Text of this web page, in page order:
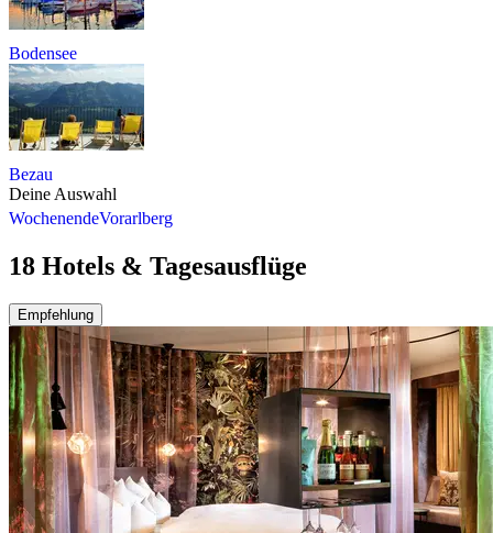
Bodensee
Bezau
Deine Auswahl
WochenendeVorarlberg
18 Hotels & Tagesausflüge
Empfehlung